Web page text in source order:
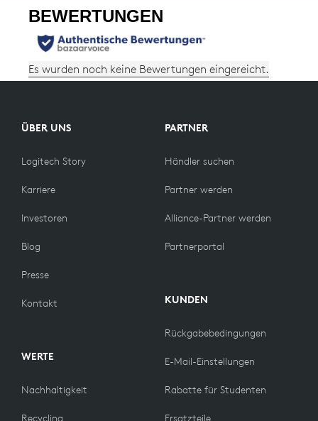
ÜBER UNS
Logitech Story
Karriere
Investoren
Blog
Presse
Kontakt
WERTE
Nachhaltigkeit
Recycling
PARTNER
Händler suchen
Partner werden
Alliance-Partner werden
Partnerportal
KUNDEN
Rückgabebedingungen
E-Mail-Einstellungen
Rabatte für Studenten
Ersatzteile